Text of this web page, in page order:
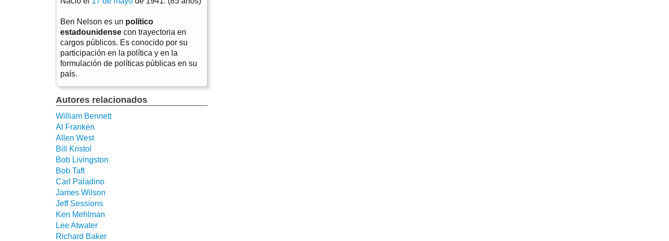
Ben Nelson es un político
estadounidense con trayectoria en
cargos públicos. Es conocido por su
participación en la política y en la
formulación de políticas públicas en su
país.
Autores relacionados
William Bennett
Al Franken
Allen West
Bill Kristol
Bob Livingston
Bob Taft
Carl Paladino
James Wilson
Jeff Sessions
Ken Mehlman
Lee Atwater
Richard Baker